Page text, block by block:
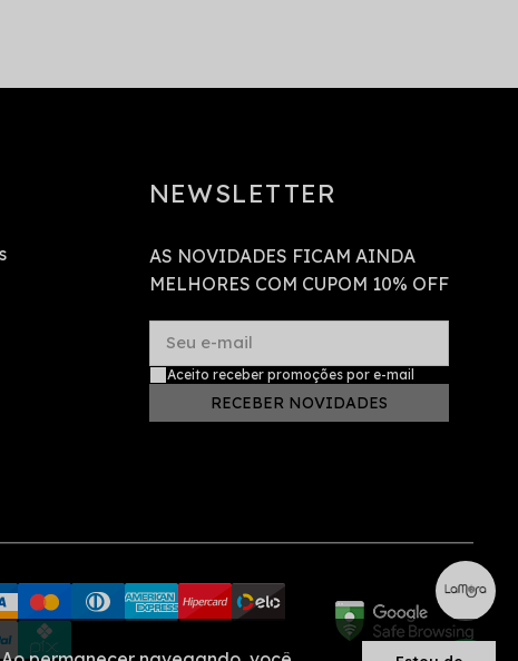
NEWSLETTER
AS NOVIDADES FICAM AINDA
MELHORES COM CUPOM 10% OFF
Seu e-mail
RECEBER NOVIDADES
Aceito receber promoções por e-mail